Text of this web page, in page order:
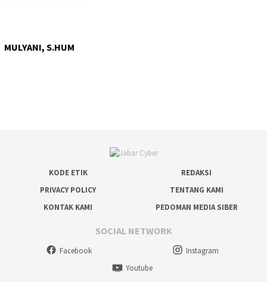
MULYANI, S.HUM
KODE ETIK
REDAKSI
PRIVACY POLICY
TENTANG KAMI
KONTAK KAMI
PEDOMAN MEDIA SIBER
SOCIAL NETWORK
Facebook
Instagram
Youtube